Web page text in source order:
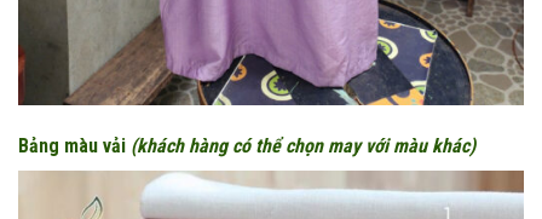
Bảng màu vải (khách hàng có thể chọn may với màu khác)